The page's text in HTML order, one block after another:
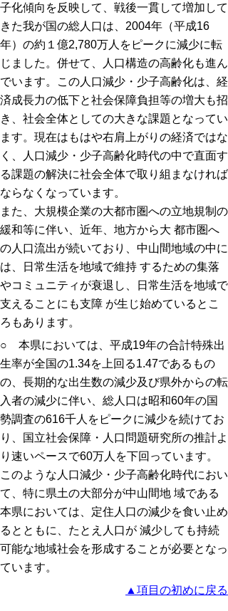
子化傾向を反映して、戦後一貫して増加して
きた我が国の総人口は、2004年（平成16
年）の約１億2,780万人をピークに減少に転
じました。併せて、人口構造の高齢化も進ん
でいます。この人口減少・少子高齢化は、経
済成長力の低下と社会保障負担等の増大も招
き、社会全体としての大きな課題となってい
ます。現在はもはや右肩上がりの経済ではな
く、人口減少・少子高齢化時代の中で直面す
る課題の解決に社会全体で取り組まなければ
ならなくなっています。
また、大規模企業の大都市圏への立地規制の
緩和等に伴い、近年、地方から大 都市圏へ
の人口流出が続いており、中山間地域の中に
は、日常生活を地域で維持 するための集落
やコミュニティが衰退し、日常生活を地域で
支えることにも支障 が生じ始めているとこ
ろもあります。
○ 本県においては、平成19年の合計特殊出
生率が全国の1.34を上回る1.47であるもの
の、長期的な出生数の減少及び県外からの転
入者の減少に伴い、総人口は昭和60年の国
勢調査の616千人をピークに減少を続けてお
り、国立社会保障・人口問題研究所の推計よ
り速いペースで60万人を下回っています。
このような人口減少・少子高齢化時代におい
て、特に県土の大部分が中山間地 域である
本県においては、定住人口の減少を食い止め
るとともに、たとえ人口が 減少しても持続
可能な地域社会を形成することが必要となっ
ています。
▲項目の初めに戻る